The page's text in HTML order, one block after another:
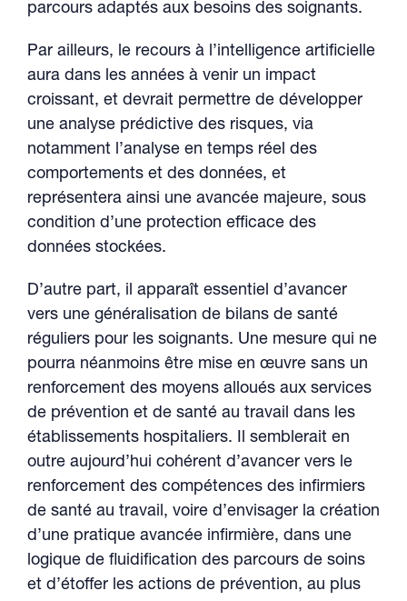
parcours adaptés aux besoins des soignants.
Par ailleurs, le recours à l’intelligence artificielle
aura dans les années à venir un impact
croissant, et devrait permettre de développer
une analyse prédictive des risques, via
notamment l’analyse en temps réel des
comportements et des données, et
représentera ainsi une avancée majeure, sous
condition d’une protection efficace des
données stockées.
D’autre part, il apparaît essentiel d’avancer
vers une généralisation de bilans de santé
réguliers pour les soignants. Une mesure qui ne
pourra néanmoins être mise en œuvre sans un
renforcement des moyens alloués aux services
de prévention et de santé au travail dans les
établissements hospitaliers. Il semblerait en
outre aujourd’hui cohérent d’avancer vers le
renforcement des compétences des infirmiers
de santé au travail, voire d’envisager la création
d’une pratique avancée infirmière, dans une
logique de fluidification des parcours de soins
et d’étoffer les actions de prévention, au plus